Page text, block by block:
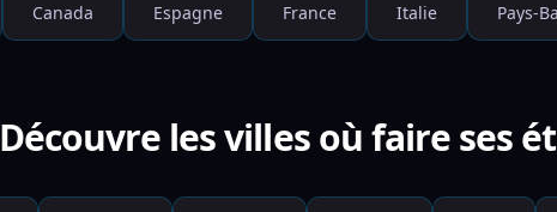
Canada Espagne France Italie Pays-
Découvre les villes où faire ses